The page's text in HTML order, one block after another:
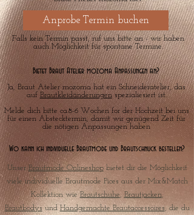
Falls kein Termin passt, ruf uns bitte an - wir haben
auch Möglichkeit für spontane Termine.
Anprobe Termin buchen
Bietet Braut Atelier mozoma Anpassungen an?
Ja, Braut Atelier mozoma hat ein Schneideratelier, das
auf Brautkleidänderungenspezialiesiert ist.
Melde dich bitte ca.8-6 Wochen for der Hochzeit bei uns
für einen Abstecktermin, damit wir genügend Zeit für
die nötigen Anpassungen haben
Wo kann ich individuelle Brautmode und Brautschnuck bestellen?
UnserBrautmode Onlineshopbietet dir die Möglichkeit
viele individuelle Brautmode Pices aus der Mix&Match
Kollektion wieBrautschuhe, Brautjacken
BrautbodysundHandgemachte Brautaccessoires , die du